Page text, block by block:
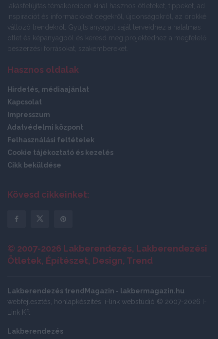
lakásfelújítás témaköreiben kínál hasznos ötleteket, tippeket, ad
inspirációt és információkat cégekről, újdonságokról, az örökké
változó trendekről. Gyűjts anyagot saját terveidhez a hatalmas
ötlet és képanyagból és keresd meg projektedhez a megfelelő
beszerzési forrásokat, szakembereket.
Hasznos oldalak
Hirdetés, médiaajánlat
Kapcsolat
Impresszum
Adatvédelmi központ
Felhasználási feltételek
Cookie tájékoztató és kezelés
Cikk beküldése
Kövesd cikkeinket:
© 2007-2026 Lakberendezés, Lakberendezési
Ötletek, Építészet, Design, Trend
Lakberendezés trendMagazin - lakbermagazin.hu
webfejlesztés, honlapkészítés: i-link webstúdió © 2007-2026 I-
Link Kft
Lakberendezés